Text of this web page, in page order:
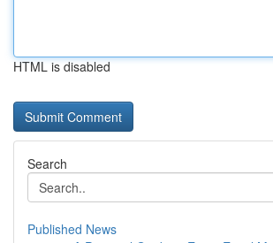
HTML is disabled
Search
Published News